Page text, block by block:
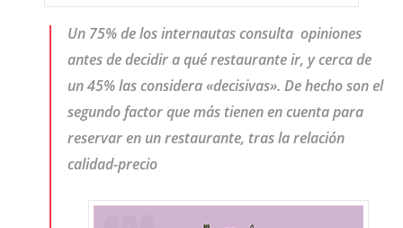
Un 75% de los internautas consulta opiniones
antes de decidir a qué restaurante ir, y cerca de
un 45% las considera «decisivas». De hecho son el
segundo factor que más tienen en cuenta para
reservar en un restaurante, tras la relación
calidad-precio